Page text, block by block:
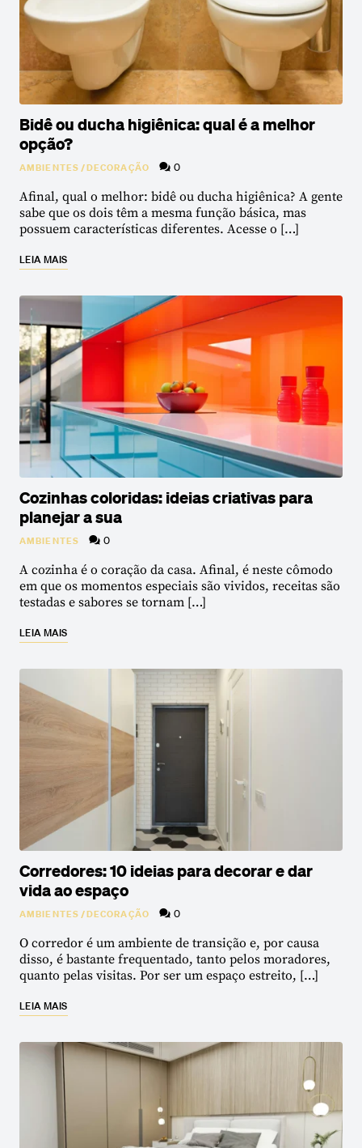
Bidê ou ducha higiênica: qual é a melhor
opção?
AMBIENTES/DECORAÇÃO 0
Afinal, qual o melhor: bidê ou ducha higiênica? A gente
sabe que os dois têm a mesma função básica, mas
possuem características diferentes. Acesse o […]
LEIA MAIS
Cozinhas coloridas: ideias criativas para
planejar a sua
AMBIENTES 0
A cozinha é o coração da casa. Afinal, é neste cômodo
em que os momentos especiais são vividos, receitas são
testadas e sabores se tornam […]
LEIA MAIS
Corredores: 10 ideias para decorar e dar
vida ao espaço
AMBIENTES/DECORAÇÃO 0
O corredor é um ambiente de transição e, por causa
disso, é bastante frequentado, tanto pelos moradores,
quanto pelas visitas. Por ser um espaço estreito, […]
LEIA MAIS